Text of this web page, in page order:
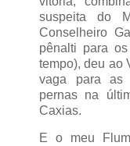
suspeita do
Conselheiro
pênalti para
tempo), deu ao
vaga para as
pernas na
Caxias.
E o meu